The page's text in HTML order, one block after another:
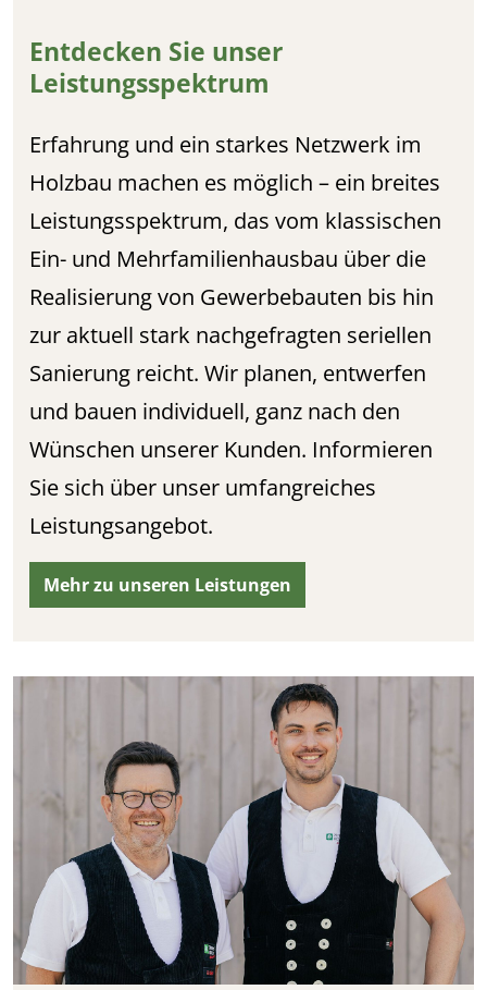
Entdecken Sie unser
Leistungsspektrum
Erfahrung und ein starkes Netzwerk im
Holzbau machen es möglich – ein breites
Leistungsspektrum, das vom klassischen
Ein- und Mehrfamilienhausbau über die
Realisierung von Gewerbebauten bis hin
zur aktuell stark nachgefragten seriellen
Sanierung reicht. Wir planen, entwerfen
und bauen individuell, ganz nach den
Wünschen unserer Kunden. Informieren
Sie sich über unser umfangreiches
Leistungsangebot.
Mehr zu unseren Leistungen